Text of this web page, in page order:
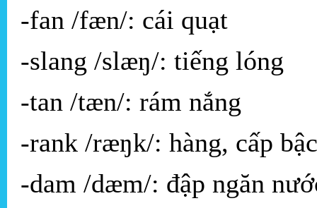
-fan /fæn/: cái quạt
-slang /slæŋ/: tiếng lóng
-tan /tæn/: rám nắng
-rank /ræŋk/: hàng, cấp bậc
-dam /dæm/: đập ngăn